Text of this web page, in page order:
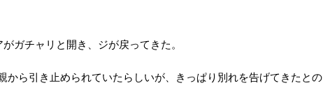
ガチャリと開き、ジが戻ってきた。
から引き止められていたらしいが、きっぱり別れを告げてきたとの